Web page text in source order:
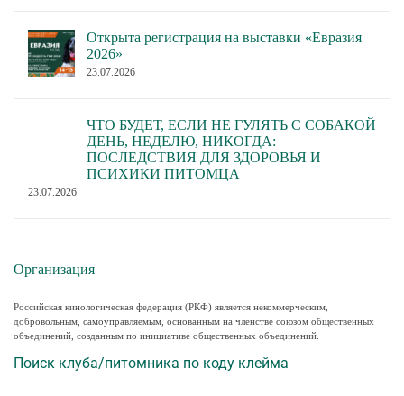
Открыта регистрация на выставки «Евразия
2026»
23.07.2026
ЧТО БУДЕТ, ЕСЛИ НЕ ГУЛЯТЬ С СОБАКОЙ
ДЕНЬ, НЕДЕЛЮ, НИКОГДА:
ПОСЛЕДСТВИЯ ДЛЯ ЗДОРОВЬЯ И
ПСИХИКИ ПИТОМЦА
23.07.2026
Организация
Российская кинологическая федерация (РКФ) является некоммерческим,
добровольным, самоуправляемым, основанным на членстве союзом общественных
объединений, созданным по инициативе общественных объединений.
Поиск клуба/питомника по коду клейма